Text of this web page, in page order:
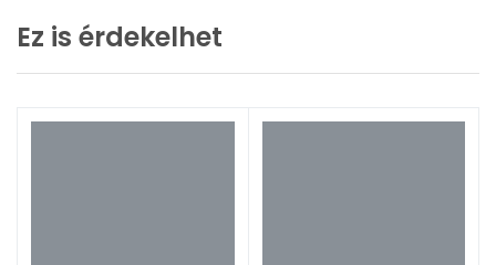
Ez is érdekelhet